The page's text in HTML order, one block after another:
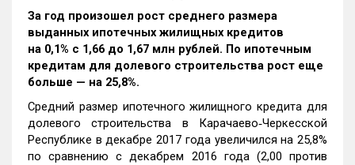
За год произошел рост среднего размера
выданных ипотечных жилищных кредитов
на 0,1% c 1,66 до 1,67 млн рублей. По ипотечным
кредитам для долевого строительства рост еще
больше — на 25,8%.
Средний размер ипотечного жилищного кредита для
долевого строительства в Карачаево‑Черкесской
Республике в декабре 2017 года увеличился на 25,8%
по сравнению с декабрем 2016 года (2,00 против